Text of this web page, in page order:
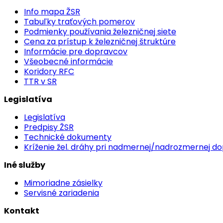
Info mapa ŽSR
Tabuľky traťových pomerov
Podmienky používania železničnej siete
Cena za prístup k železničnej štruktúre
Informácie pre dopravcov
Všeobecné informácie
Koridory RFC
TTR v SR
Legislatíva
Legislatíva
Predpisy ŽSR
Technické dokumenty
Kríženie žel. dráhy pri nadmernej/nadrozmernej
Iné služby
Mimoriadne zásielky
Servisné zariadenia
Kontakt